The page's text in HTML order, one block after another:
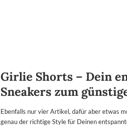
Girlie Shorts – Dein
Sneakers zum
Ebenfalls nur vier Artikel, dafür aber etwas
genau der richtige Style für Deinen